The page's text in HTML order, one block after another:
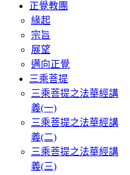
正覺教團
緣起
宗旨
展望
邁向正覺
三乘菩提
三乘菩提之法華經講
義(一)
三乘菩提之法華經講
義(二)
三乘菩提之法華經講
義(三)